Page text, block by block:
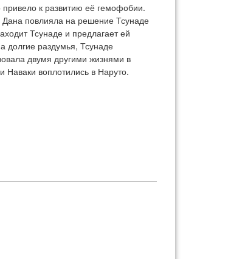
привело к развитию её гемофобии.
Дана повлияла на решение Тсунаде
Тсунаде и предлагает ей
долгие раздумья, Тсунаде
двумя другими жизнями в
воплотились в Наруто.